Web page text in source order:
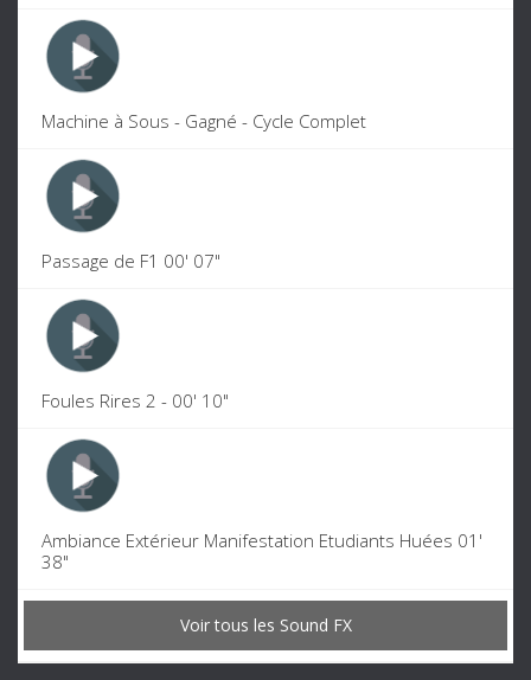
Machine à Sous - Gagné - Cycle Complet
Passage de F1 00' 07"
Foules Rires 2 - 00' 10"
Ambiance Extérieur Manifestation Etudiants Huées 01'
38"
Voir tous les Sound FX